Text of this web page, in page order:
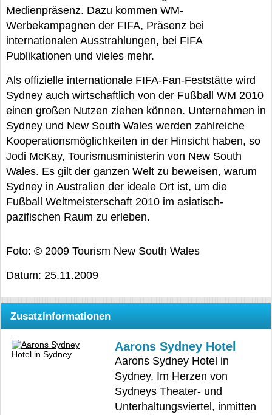
Medienpräsenz. Dazu kommen WM-
Werbekampagnen der FIFA, Präsenz bei
internationalen Ausstrahlungen, bei FIFA
Publikationen und vieles mehr.
Als offizielle internationale FIFA-Fan-Feststätte wird
Sydney auch wirtschaftlich von der Fußball WM 2010
einen großen Nutzen ziehen können. Unternehmen in
Sydney und New South Wales werden zahlreiche
Kooperationsmöglichkeiten in der Hinsicht haben, so
Jodi McKay, Tourismusministerin von New South
Wales. Es gilt der ganzen Welt zu beweisen, warum
Sydney in Australien der ideale Ort ist, um die
Fußball Weltmeisterschaft 2010 im asiatisch-
pazifischen Raum zu erleben.
Foto: © 2009 Tourism New South Wales
Datum: 25.11.2009
Zusatzinformationen
Aarons Sydney Hotel
Aarons Sydney Hotel in
Sydney, Im Herzen von
Sydneys Theater- und
Unterhaltungsviertel, inmitten